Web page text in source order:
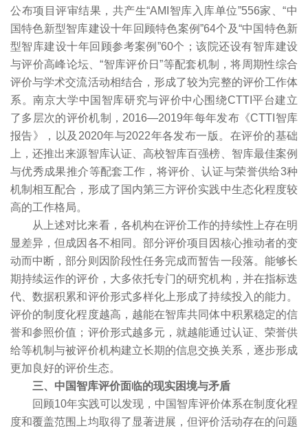
公布项目评审结果，共产生“AMI智库入库单位”556家、“中
国特色新型智库建设十年回顾特色案例”64个及“中国特色新
型智库建设十年回顾参考案例”60个；该院还设有智库建设
与评价高峰论坛、“智库评价日”等配套机制，将周期性综合
评价与学术交流活动相结合，形成了较为完整的评价工作体
系。南京大学中国智库研究与评价中心围绕CTTI平台建立
了多层次的评价机制，2016—2019年每年发布《CTTI智库
报告》，以及2020年与2022年各发布一版。在评价的基础
上，还推出来源智库认证、高校智库百强榜、智库最佳案例
与优秀成果推介等配套工作，将评价、认证与荣誉供给3种
机制相互配合，形成了国内第三方评价实践中生态化程度较
高的工作格局。
从上述对比来看，各机构在评价工作的持续性上存在明
显差异，但成因各不相同。部分评价项目因核心推动者的变
动而中断，部分则因阶段性任务完成而暂告一段落。能够长
期持续运作的评价，大多依托专门的研究机构，并在指标迭
代、数据积累和评价形式多样化上形成了持续投入的能力。
评价的制度化程度越高，越能在智库共同体中积累稳定的信
誉和参照价值；评价形式越多元，就越能通过认证、荣誉供
给等机制与被评价机构建立长期的信息交换关系，逐步形成
更加良好的评价生态。
三、中国智库评价面临的现实困境与矛盾
回顾10年实践可以发现，中国智库评价体系在制度化程
度和覆盖范围上均取得了显著进展，但评价活动存在的问题